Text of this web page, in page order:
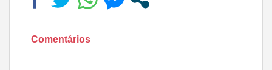
Comentários